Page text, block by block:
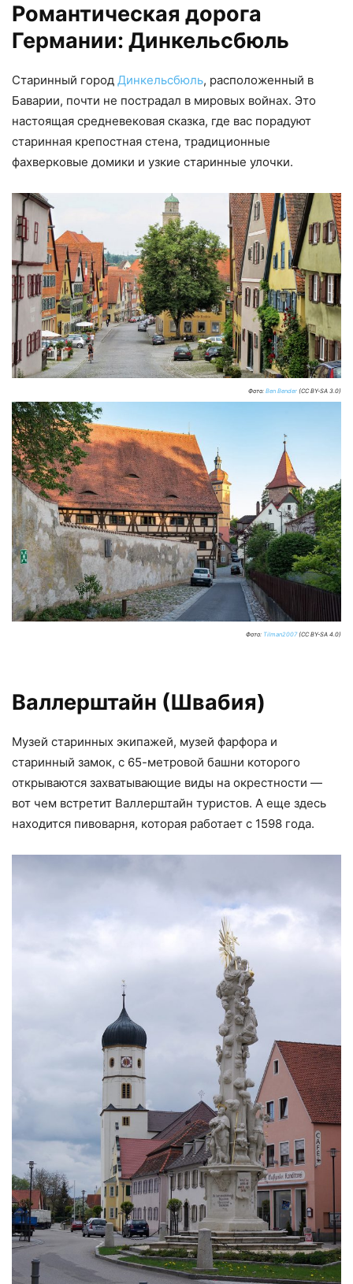
Романтическая дорога
Германии: Динкельсбюль
Старинный город Динкельсбюль, расположенный в
Баварии, почти не пострадал в мировых войнах. Это
настоящая средневековая сказка, где вас порадуют
старинная крепостная стена, традиционные
фахверковые домики и узкие старинные улочки.
Фото: Ben Bender (CC BY-SA 3.0)
Фото: Tilman2007(CC BY-SA 4.0)
Валлерштайн (Швабия)
Музей старинных экипажей, музей фарфора и
старинный замок, с 65-метровой башни которого
открываются захватывающие виды на окрестности —
вот чем встретит Валлерштайн туристов. А еще здесь
находится пивоварня, которая работает с 1598 года.